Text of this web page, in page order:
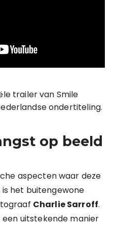
trailer van Smile
ondertiteling.
op beeld
aspecten waar deze
het buitengewone
Charlie Sarroff.
uitstekende manier